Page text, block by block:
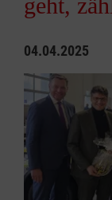
04.04.2025